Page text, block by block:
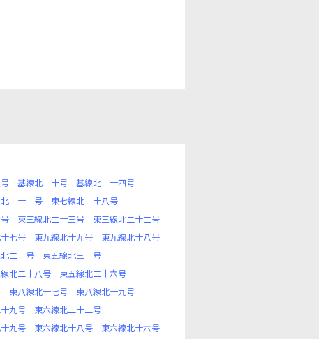
基線北二十号
基線北二十四号
二十二号
東七線北二十八号
東三線北二十三号
東三線北二十二号
七号 東九線北十九号
東九線北十八号
二十号
東五線北三十号
北二十八号
東五線北二十六号
東八線北十七号
東八線北十九号
九号
東六線北二十二号
九号 東六線北十八号
東六線北十六号